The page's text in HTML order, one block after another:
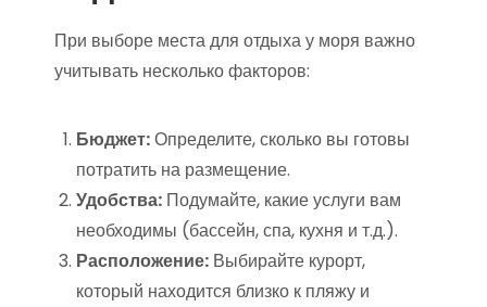
При выборе места для отдыха у моря важно
учитывать несколько факторов:
Бюджет:Определите, сколько вы готовы
потратить на размещение.
Удобства: Подумайте, какие услуги вам
необходимы (бассейн, спа, кухня и т.д.).
Расположение: Выбирайте курорт,
который находится близко к пляжу и